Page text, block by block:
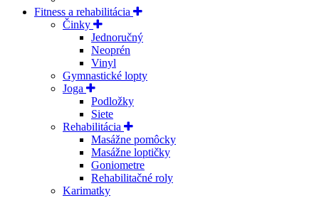
Fitness a rehabilitácia
Činky
Jednoručný
Neoprén
Vinyl
Gymnastické lopty
Joga
Podložky
Siete
Rehabilitácia
Masážne pomôcky
Masážne loptičky
Goniometre
Rehabilitačné roly
Karimatky